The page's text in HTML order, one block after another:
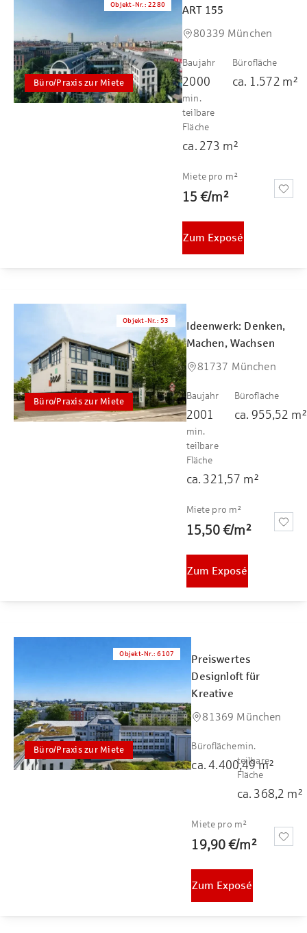
Büro/Praxis zur Miete
Objekt-Nr. :2280
ART 155
80339 München
Baujahr
2000
Bürofläche
ca. 1.572 m²
min.
teilbare
Fläche
ca. 273 m²
Miete pro m²
15 €/m²
Zum Exposé
Büro/Praxis zur Miete
Objekt-Nr. : 53
Ideenwerk: Denken,
Machen, Wachsen
81737 München
Baujahr
2001
Bürofläche
ca. 955,52 m²
min.
teilbare
Fläche
ca. 321,57 m²
Miete pro m²
15,50 €/m²
Zum Exposé
Büro/Praxis zur Miete
Objekt-Nr. :6107
Preiswertes
Designloft für
Kreative
81369 München
Bürofläche
ca. 4.400,49m²
min.
teilbare
Fläche
ca. 368,2 m²
Miete pro m²
19,90 €/m²
Zum Exposé